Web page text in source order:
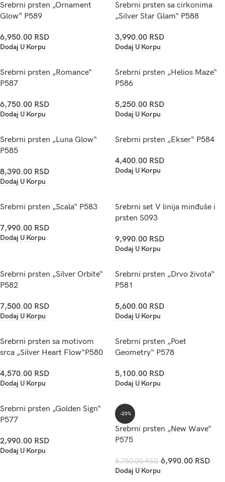
Srebrni prsten „Ornament
Glow” P589
6,950.00 RSD
Dodaj U Korpu
Srebrni prsten sa cirkonima
„Silver Star Glam“ P588
3,990.00 RSD
Dodaj U Korpu
Srebrni prsten „Romance“
P587
6,750.00 RSD
Dodaj U Korpu
Srebrni prsten „Helios Maze“
P586
5,250.00 RSD
Dodaj U Korpu
Srebrni prsten „Luna Glow“
P585
8,390.00 RSD
Dodaj U Korpu
Srebrni prsten „Ekser“ P584
4,400.00 RSD
Dodaj U Korpu
Srebrni prsten „Scala“ P583
7,990.00 RSD
Dodaj U Korpu
Srebrni set V linija minđuše i
prsten S093
9,990.00 RSD
Dodaj U Korpu
Srebrni prsten „Silver Orbite“
P582
7,500.00 RSD
Dodaj U Korpu
Srebrni prsten „Drvo života“
P581
5,600.00 RSD
Dodaj U Korpu
Srebrni prsten sa motivom
srca „Silver Heart Flow“P580
4,570.00 RSD
Dodaj U Korpu
Srebrni prsten „Poet
Geometry“ P578
5,100.00 RSD
Dodaj U Korpu
Srebrni prsten „Golden Sign“
P577
2,990.00 RSD
Dodaj U Korpu
-20%
Srebrni prsten „New Wave“
P575
8,750.00RSD 6,990.00 RSD
Dodaj U Korpu